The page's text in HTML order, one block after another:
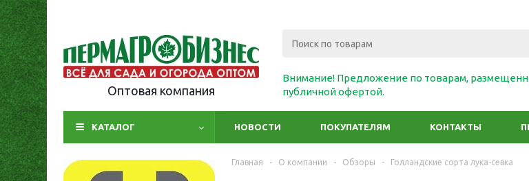
Оптовая компания
Внимание! Предложение по товарам,
публичной офертой.
КАТАЛОГ НОВОСТИ ПОКУПАТЕЛЯМ КОНТАКТЫ
Главная - О компании - Обзоры - Голландские сорта лука-севка